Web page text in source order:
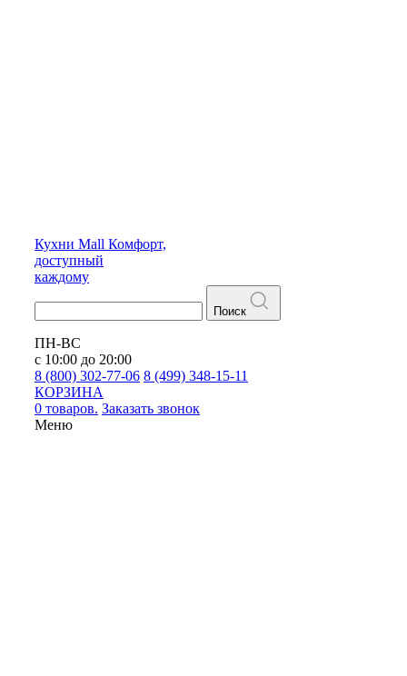
Кухни Mall Комфорт,
доступный
каждому
Поиск
ПН-ВС
с 10:00 до 20:00
8 (800) 302-77-06 8 (499) 348-15-11
КОРЗИНА
0 товаров. Заказать звонок
Меню